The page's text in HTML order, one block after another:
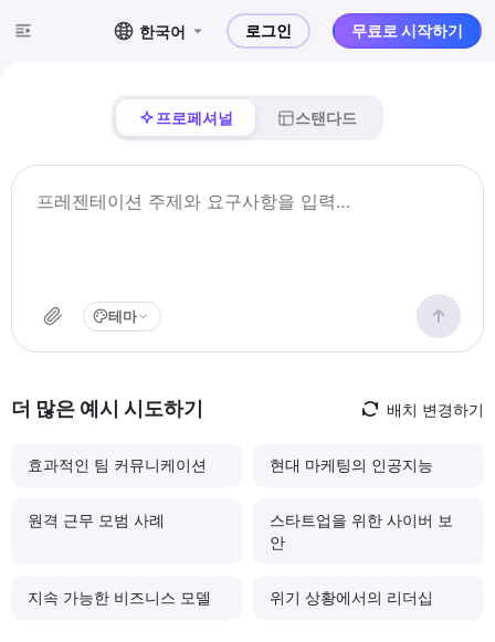
한국어 로그인 무료로 시작하기
프로페셔널 스탠다드
테마
더 많은 예시 시도하기 배치 변경하기
효과적인 팀 커뮤니케이션 현대 마케팅의 인공지능
원격 근무 모범 사례
스타트업을 위한 사이버 보
안
지속 가능한 비즈니스 모델 위기 상황에서의 리더십